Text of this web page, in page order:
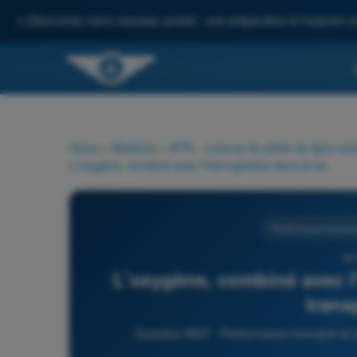
Découvrez notre nouveau portail : une préparation à l'examen
Home Matières ATPL - Licence de pilote de ligne avion
L'oxygène, combiné avec
Question 8437 - Performance humaine et